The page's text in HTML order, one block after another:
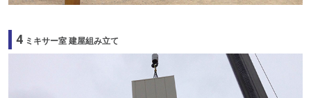
4 ミキサー室 建屋組み立て